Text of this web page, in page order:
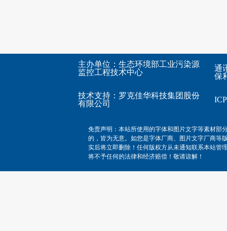
主办单位：生态环境部工业污染源
监控工程技术中心
技术支持： 罗克佳华科技集团股份
有限公司
通
保
免责声明：本站所使用的字体和图片文字等素材部
的，皆为无意。如您是字体厂商、图片文字厂商等
实后将立即删除！任何版权方从未通知联系本站管
将不予任何的法律和经济赔偿！敬请谅解！